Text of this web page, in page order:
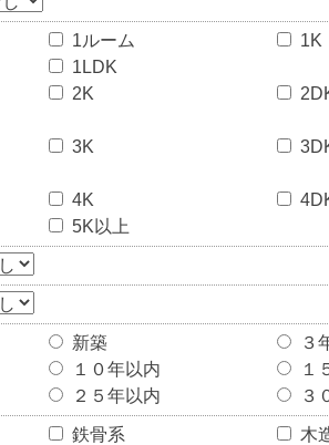
1ルーム
1K
1LDK
2K
3K
4K
5K以上
新築
３
１０年以内
１
２５年以内
３
鉄骨系
木